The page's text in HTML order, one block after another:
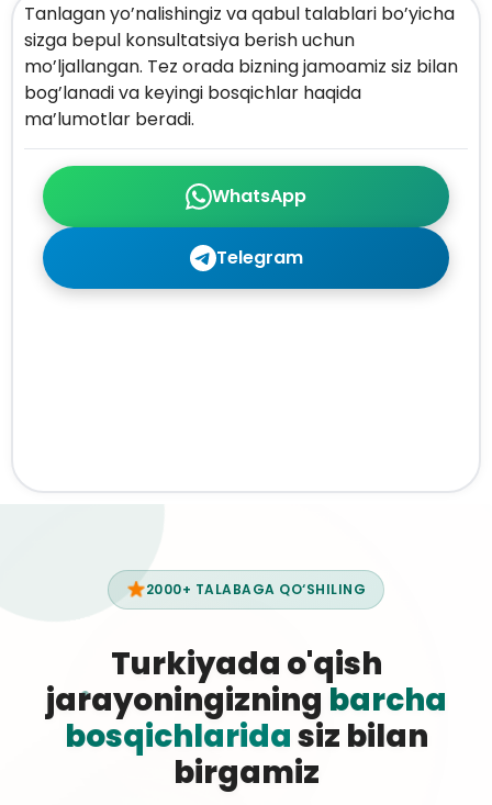
WhatsApp
Telegram
Tanlagan yo’nalishingiz va qabul talablari bo’yicha
sizga bepul konsultatsiya berish uchun
mo’ljallangan. Tez orada bizning jamoamiz siz bilan
bog’lanadi va keyingi bosqichlar haqida
ma’lumotlar beradi.
2000+ TALABAGA QO‘SHILING
Turkiyada o'qish
jarayoningizning barcha
bosqichlaridasiz bilan
birgamiz